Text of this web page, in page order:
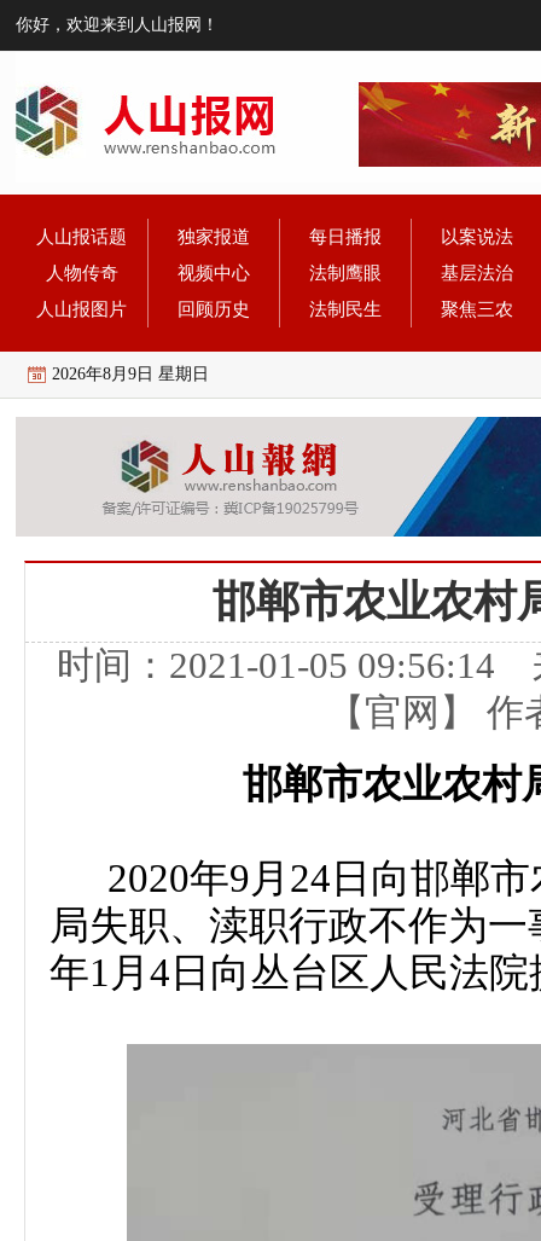
你好，欢迎来到人山报网！
人山报话题 独家报道 每日播报
以案说法
人物传奇
视频中心 法制鹰眼
基层法治
人山报图片
回顾历史 法制民生 聚焦三农
2026年8月9日 星期日
邯郸市农业农村
时间：2021-01-05 09:56:14
【官网】
邯郸市农业农村
2020年9月24日向邯郸
局失职、渎职行政不作为
年1月4日向丛台区人民法